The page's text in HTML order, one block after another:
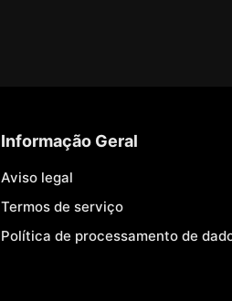
Informação Geral
Aviso legal
Termos de serviço
Política de processamento de